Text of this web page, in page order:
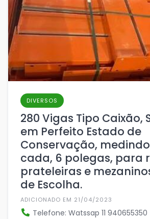
DIVERSOS
280 Vigas Tipo Caixão,
em Perfeito Estado de
Conservação, medindo
cada, 6 polegas, para
prateleiras e
de Escolha.
ADICIONADO EM 21/04/2023
Telefone: Watssap 11 940655350